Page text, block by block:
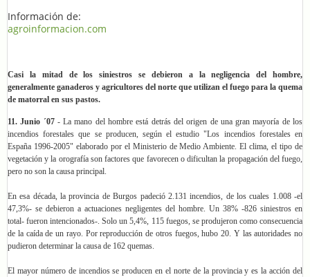
Información de:
agroinformacion.com
Casi la mitad de los siniestros se debieron a la negligencia del hombre,
generalmente ganaderos y agricultores del norte que utilizan el fuego para la quema
de matorral en sus pastos.
11. Junio ´07- La mano del hombre está detrás del origen de una gran mayoría de los
incendios forestales que se producen, según el estudio "Los incendios forestales en
España 1996-2005" elaborado por el Ministerio de Medio Ambiente. El clima, el tipo de
vegetación y la orografía son factores que favorecen o dificultan la propagación del fuego,
pero no son la causa principal.
En esa década, la provincia de Burgos padeció 2.131 incendios, de los cuales 1.008 -el
47,3%- se debieron a actuaciones negligentes del hombre. Un 38% -826 siniestros en
total- fueron intencionados-. Solo un 5,4%, 115 fuegos, se produjeron como consecuencia
de la caída de un rayo. Por reproducción de otros fuegos, hubo 20. Y las autoridades no
pudieron determinar la causa de 162 quemas.
El mayor número de incendios se producen en el norte de la provincia y es la acción del